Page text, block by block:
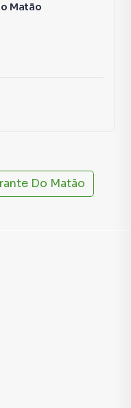
Matão
Do Matão